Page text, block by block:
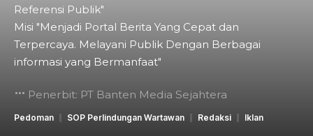
Referensi Publik"
Misi "Menjadi Portal Berita Yang Cepat dan
Terpercaya. Melayani Publik Dengan Berbagai
informasi yang Bermanfaat"
Penerbit: PT Banten Media Sejahtera
Pedoman SOP Perlindungan Wartawan Redaksi Iklan